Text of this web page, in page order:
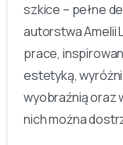
szkice – pełne
autorstwa Amelii
prace,
estetyką,
wyobraźnią oraz
nich można